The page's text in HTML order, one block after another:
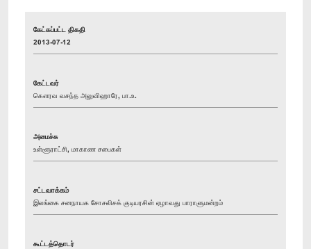
கேட்கப்பட்ட திகதி
2013-07-12
கேட்டவர்
கௌரவ வசந்த அலுவிஹாரே, பா.உ.
அமைச்சு
உள்ளூராட்சி, மாகாண சபைகள்
சட்டவாக்கம்
இலங்கை சனநாயக சோசலிசக் குடியரசின் ஏழாவது பாராளுமன்றம்
கூட்டத்தொடர்